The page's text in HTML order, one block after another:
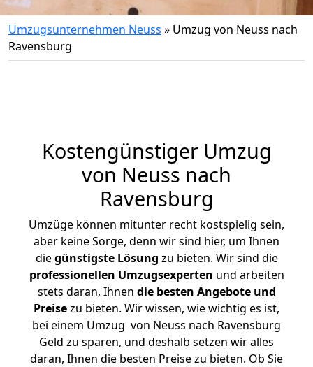
Umzugsunternehmen Neuss » Umzug von Neuss nach
Ravensburg
Kostengünstiger Umzug
von Neuss nach
Ravensburg
Umzüge können mitunter recht kostspielig sein,
aber keine Sorge, denn wir sind hier, um Ihnen
diegünstigste Lösung zu bieten. Wir sind die
professionellen Umzugsexperten und arbeiten
stets daran, Ihnen die besten Angebote und
Preisezu bieten. Wir wissen, wie wichtig es ist,
bei einem Umzug von Neuss nach Ravensburg
Geld zu sparen, und deshalb setzen wir alles
daran, Ihnen die besten Preise zu bieten. Ob Sie